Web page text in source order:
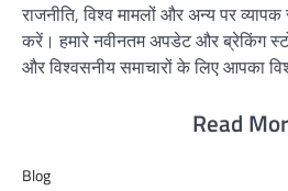
राजनीति, विश्व मामलों और अन्य पर
करें। हमारे नवीनतम अपडेट और ब्रेकिंग
और विश्वसनीय समाचारों के लिए आपका
Read
Blog